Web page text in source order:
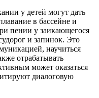
у детей могут дать
в бассейне и
пении у заикающегося
и запинок. Это
научиться
отрабатывать
может оказаться
диалоговую